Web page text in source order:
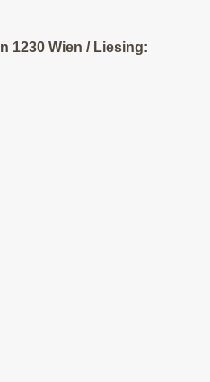
1230 Wien / Liesing: